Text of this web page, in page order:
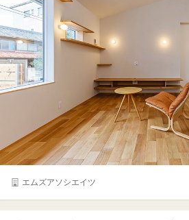
エムズアソシエイツ